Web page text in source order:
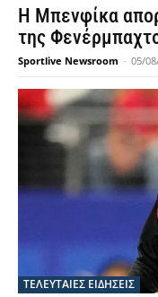
Η Μπενφίκα
της
Sportlive Newsroom - 05/
ΤΕΛΕΥΤΑΙΕΣ ΕΙΔΗΣΕΙΣ